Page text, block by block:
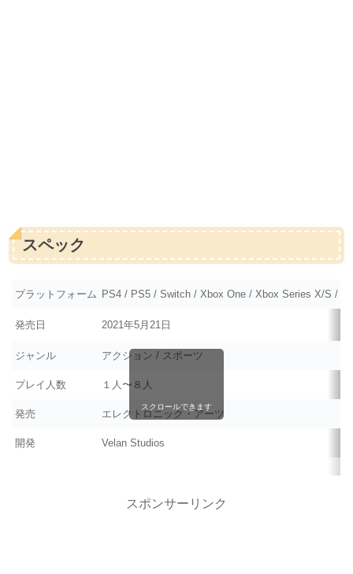
スペック
プラットフォーム PS4 / PS5 / Switch / Xbox One / Xbox Series X/S /
発売日 2021年5月21日
ジャンル アクション / スポーツ
プレイ人数 １人〜８人
発売 エレクトロニック・アーツ
開発 Velan Studios
スクロールできます
スポンサーリンク